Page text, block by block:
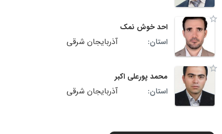
احد خوش نمک
استان:
آذربایجان شرقی
محمد پورعلی اکبر
استان:
آذربایجان شرقی